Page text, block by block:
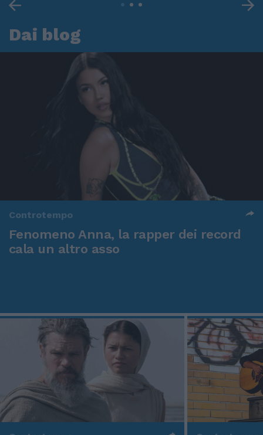
Dai blog
Controtempo
Fenomeno Anna, la rapper dei record
cala un altro asso